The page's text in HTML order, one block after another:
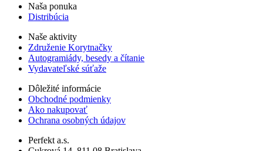
Naša ponuka
Distribúcia
Naše aktivity
Združenie Korytnačky
Autogramiády, besedy a čítanie
Vydavateľské súťaže
Dôležité informácie
Obchodné podmienky
Ako nakupovať
Ochrana osobných údajov
Perfekt a.s.